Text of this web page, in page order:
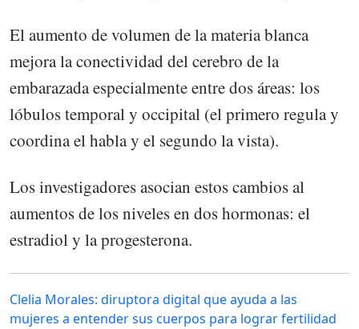
El aumento de volumen de la materia blanca
mejora la conectividad del cerebro de la
embarazada especialmente entre dos áreas: los
lóbulos temporal y occipital (el primero regula y
coordina el habla y el segundo la vista).
Los investigadores asocian estos cambios al
aumentos de los niveles en dos hormonas: el
estradiol y la progesterona.
Clelia Morales: diruptora digital que ayuda a las
mujeres a entender sus cuerpos para lograr fertilidad